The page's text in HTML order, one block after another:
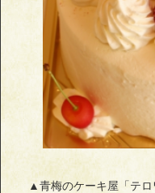
▲青梅のケーキ屋「テ